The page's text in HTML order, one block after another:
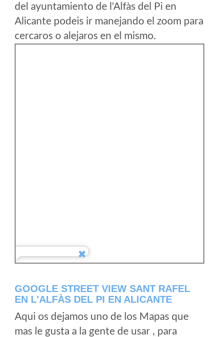
del ayuntamiento de l'Alfàs del Pi en
Alicante podeis ir manejando el zoom para
cercaros o alejaros en el mismo.
GOOGLE STREET VIEW SANT RAFEL
EN L'ALFÀS DEL PI EN ALICANTE
Aqui os dejamos uno de los Mapas que
mas le gusta a la gente de usar , para